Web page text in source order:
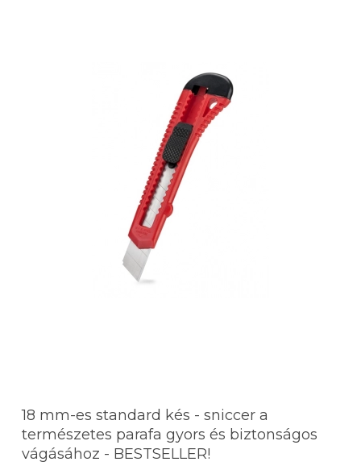
18 mm-es standard kés - sniccer a
természetes parafa gyors és biztonságos
vágásához - BESTSELLER!